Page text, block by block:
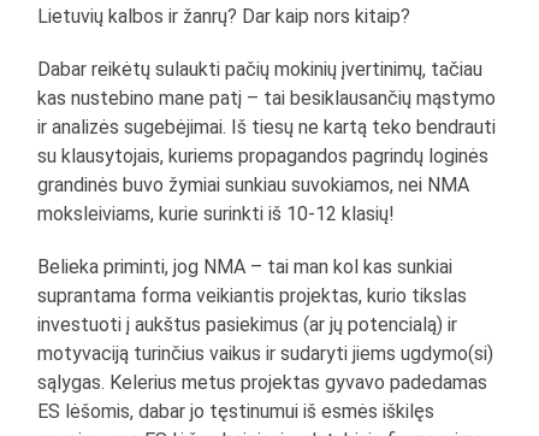
Lietuvių kalbos ir žanrų? Dar kaip nors kitaip?
Dabar reikėtų sulaukti pačių mokinių įvertinimų, tačiau
kas nustebino mane patį – tai besiklausančių mąstymo
ir analizės sugebėjimai. Iš tiesų ne kartą teko bendrauti
su klausytojais, kuriems propagandos pagrindų loginės
grandinės buvo žymiai sunkiau suvokiamos, nei NMA
moksleiviams, kurie surinkti iš 10-12 klasių!
Belieka priminti, jog NMA – tai man kol kas sunkiai
suprantama forma veikiantis projektas, kurio tikslas
investuoti į aukštus pasiekimus (ar jų potencialą) ir
motyvaciją turinčius vaikus ir sudaryti jiems ugdymo(si)
sąlygas. Kelerius metus projektas gyvavo padedamas
ES lėšomis, dabar jo tęstinumui iš esmės iškilęs